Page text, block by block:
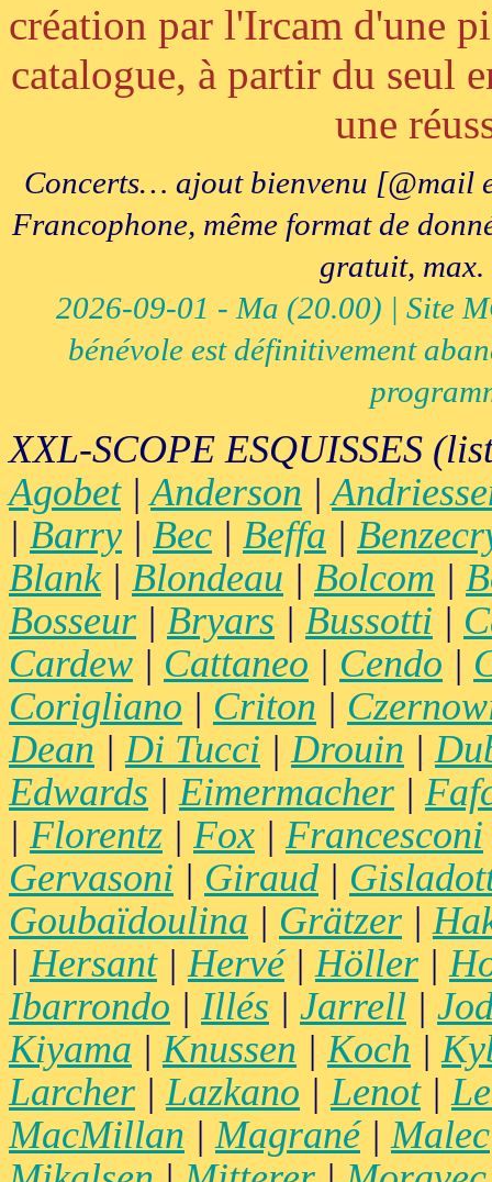
création par l'Ircam d'une
catalogue, à partir du seul
une
Concerts… ajout bienvenu [@mail
Francophone, même format de
gratuit,
2026-09-01 - Ma (20.00) | Site
bénévole est définitivement
XXL-SCOPE ESQUISSES
Agobet|Anderson |
| Barry | Bec | Beffa |
Blank| Blondeau | Bolcom |
Bosseur | Bryars | Bussotti |
Cardew | Cattaneo | Cendo |
Corigliano | Criton |
Dean | Di Tucci | Drouin |
Edwards | Eimermacher |
| Florentz | Fox | Francesconi
Gervasoni | Giraud |
Goubaïdoulina | Grätzer |
| Hersant| Hervé| Höller |
Ibarrondo | Illés | Jarrell |
Kiyama | Knussen | Koch |
Larcher | Lazkano | Lenot|
MacMillan | Magrané| Malec